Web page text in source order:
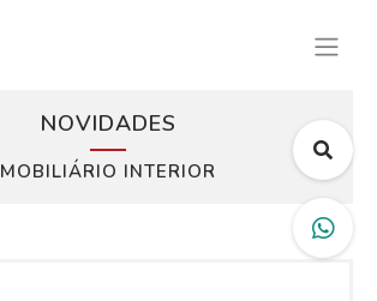
NOVIDADES
MOBILIÁRIO INTERIOR